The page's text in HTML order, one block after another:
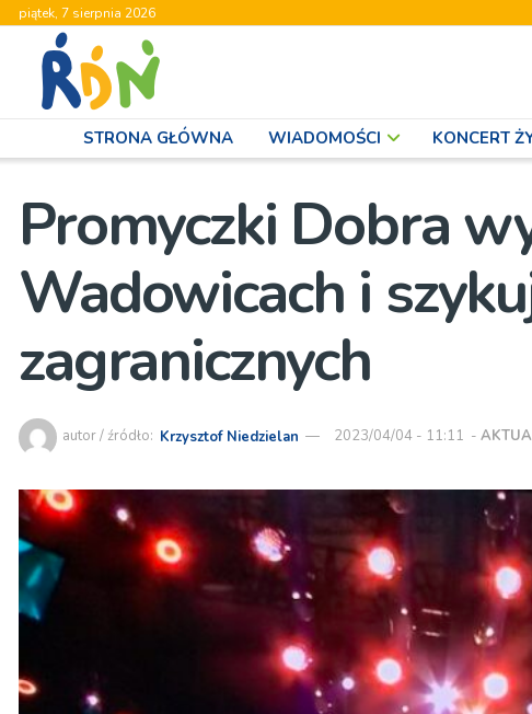
piątek, 7 sierpnia 2026
STRONA GŁÓWNA WIADOMOŚCI KONCERT
Promyczki Dobra
Wadowicach i
zagranicznych
autor / źródło: Krzysztof Niedzielan 2023/04/04 - 11:11 -